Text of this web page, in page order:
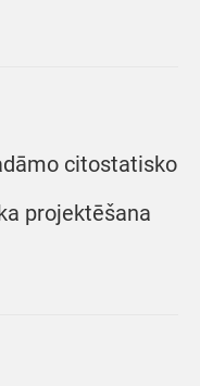
citostatisko
projektēšana